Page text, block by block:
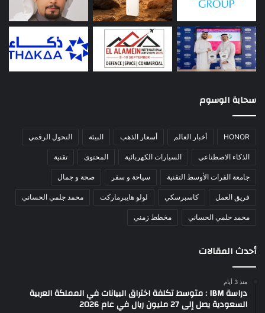
سحابة الوسوم
HONOR أخبار العالم أسعار الذهب البيئة التحول الرقمي
الذكاء الاصطناعي السيارات الكهربائية المحتوى تقنية
جامعة الفرات الأوسط التقنية سياحة و سفر صحة و جمال
فريق العمل كاسبرسكي لولو هايبرماركت محمد جلمي الحساني
محمد حلمي الحساني مخطط زمني
أحدث المقالات
منذ 3 أيام
دراسة IBM : متوسط تكلفة اختراق البيانات في المملكة العربية
السعودية يصل إلى 27 مليون ريال في عام 2026